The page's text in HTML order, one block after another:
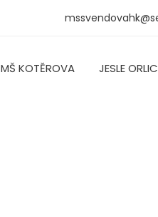
MŠ KOTĚROVA JESLE